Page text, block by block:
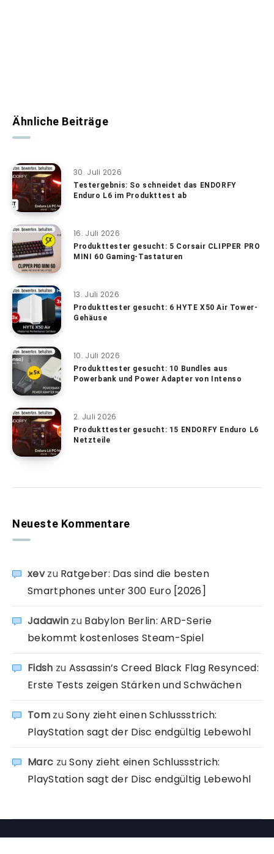
Ähnliche Beiträge
30. Juli 2026
Testergebnis: So schneidet das ENDORFY
Enduro L6 im Produkttest ab
16. Juli 2026
Produkttester gesucht: 5 Corsair CLIPPER PRO
MINI 60 Gaming-Tastaturen
13. Juli 2026
Produkttester gesucht: 6 HYTE X50 Air Tower-
Gehäuse
10. Juli 2026
Produkttester gesucht: 10 Bundles aus
Powerbank und Power Adapter von Intenso
2. Juli 2026
Produkttester gesucht: 15 ENDORFY Enduro L6
Netzteile
Neueste Kommentare
xevzu Ratgeber: Das sind die besten
Smartphones unter 300 Euro [2026]
Jadawin zu Babylon Berlin: ARD-Serie
bekommt kostenloses Steam-Spiel
Fidsh zu Assassin’s Creed Black Flag Resynced:
Erste Tests zeigen Stärken und Schwächen
TomzuSony zieht einen Schlussstrich:
PlayStation sagt der Disc endgültig Lebewohl
Marc zuSony zieht einen Schlussstrich:
PlayStation sagt der Disc endgültig Lebewohl